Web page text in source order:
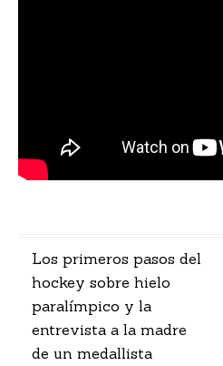
Navegación
de
entradas
Los primeros pasos del
hockey sobre hielo
paralímpico y la
entrevista a la madre
de un medallista